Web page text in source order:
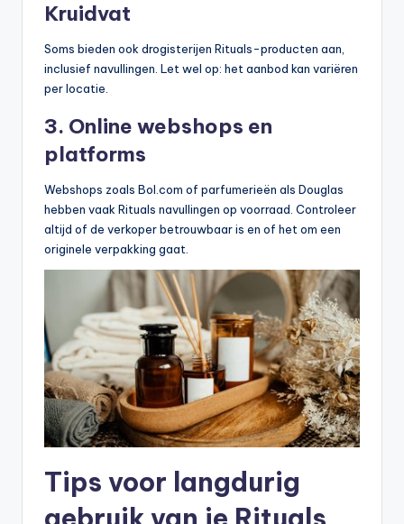
Kruidvat
Soms bieden ook drogisterijen Rituals-producten aan,
inclusief navullingen. Let wel op: het aanbod kan variëren
per locatie.
3. Online webshops en
platforms
Webshops zoals Bol.com of parfumerieën als Douglas
hebben vaak Rituals navullingen op voorraad. Controleer
altijd of de verkoper betrouwbaar is en of het om een
originele verpakking gaat.
Tips voor langdurig